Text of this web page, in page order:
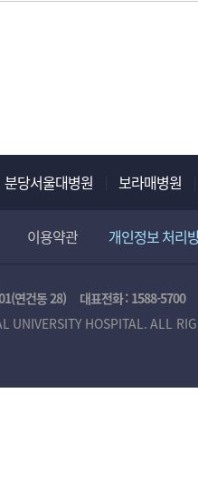
분당서울대병원 보라매병원
이용약관 개인정보 처리
연건동 28) 대표전화 : 1588-5700
UNIVERSITY HOSPITAL. ALL